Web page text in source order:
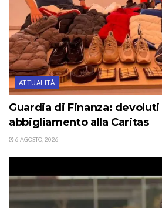
ATTUALITÀ
Guardia di Finanza:
abbigliamento alla Caritas
6 AGOSTO, 2026